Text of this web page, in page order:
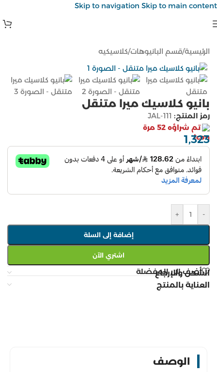
Skip to navigation Skip to main content
الرئيسية/قسم البانيوهات/كلاسيكيه
بانيو كلاسيك ميرا متنقل
رمز المنتج: JAL-111
تم شراؤه 52 مرة
1,323
-
+
إضافة إلى السلة
اشتري الآن
أضف إلى المفضلة
الشحن والإرجاع
العناية بالمنتج
الوصف